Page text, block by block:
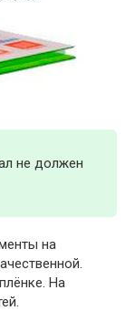
не должен
на
На